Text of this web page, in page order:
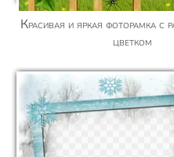
Красивая и яркая фоторамка с радугой-дугой и
цветком